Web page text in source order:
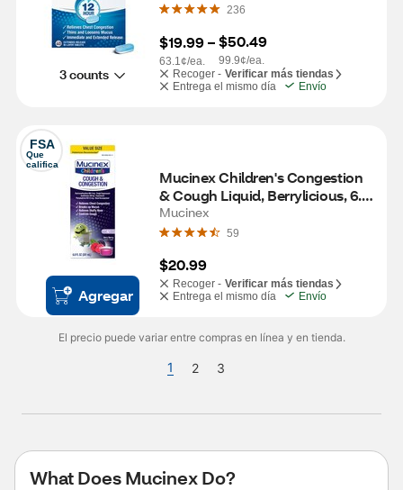
3 counts
236
$19.99 –
63.1¢/ea.
$50.49
99.9¢/ea.
Recoger - Verificar más tiendas
Entrega el mismo día
Envío
FSA
Que
califica
Agregar
Mucinex Children's Congestion
& Cough Liquid, Berrylicious, 6.8
OZ (Packaging May Vary)
Mucinex
59
$20.99
Recoger - Verificar más tiendas
Entrega el mismo día
Envío
El precio puede variar entre compras en línea y en tienda.
1 2 3
What Does Mucinex Do?